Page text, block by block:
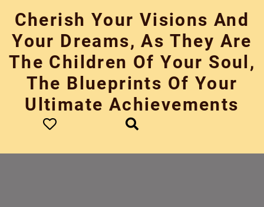
content
Cherish Your Visions And
Your Dreams, As They Are
The Children Of Your Soul,
The Blueprints Of Your
Ultimate Achievements